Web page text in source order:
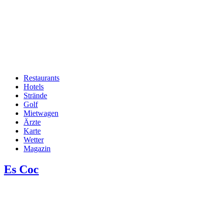
Hauptnavigation
Restaurants
Hotels
Strände
Golf
Mietwagen
Ärzte
Karte
Wetter
Magazin
Es Coc